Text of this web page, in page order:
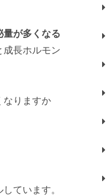
量が多くなる
成長ホルモン
なりますか
ています。